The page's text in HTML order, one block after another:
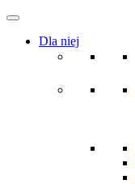
Dla niej